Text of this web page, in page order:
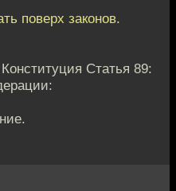
поверх законов.
Статья 89: